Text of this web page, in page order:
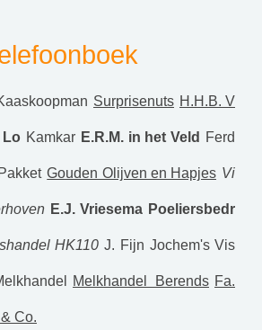
Surprisenuts H.H.B. V
Lo Kamkar E.R.M. in het Veld Ferd
Gouden Olijven en Hapjes Vi
E.J. Vriesema Poeliersbedr
HK110 J. Fijn Jochem's Vis
Melkhandel Berends Fa.
Co.